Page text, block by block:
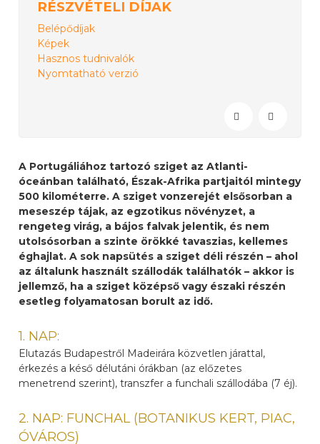
RÉSZVÉTELI DÍJAK
Belépődíjak
Képek
Hasznos tudnivalók
Nyomtatható verzió
A Portugáliához tartozó sziget az Atlanti-
óceánban található, Észak-Afrika partjaitól mintegy
500 kilométerre. A sziget vonzerejét elsősorban a
meseszép tájak, az egzotikus növényzet, a
rengeteg virág, a bájos falvak jelentik, és nem
utolsósorban a szinte örökké tavaszias, kellemes
éghajlat. A sok napsütés a sziget déli részén – ahol
az általunk használt szállodák találhatók – akkor is
jellemző, ha a sziget középső vagy északi részén
esetleg folyamatosan borult az idő.
1. NAP:
Elutazás Budapestről Madeirára közvetlen járattal,
érkezés a késő délutáni órákban (az előzetes
menetrend szerint), transzfer a funchali szállodába (7 éj).
2. NAP: FUNCHAL (BOTANIKUS KERT, PIAC,
ÓVÁROS)